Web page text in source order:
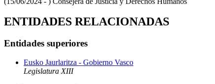
ENTIDADES RELACIONADAS
Entidades superiores
Eusko Jaurlaritza - Gobierno Vasco
Legislatura XIII